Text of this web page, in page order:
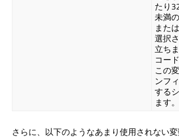
たり
未満
また
選択
立ち
コー
この
ンフ
する
ます。
さらに、以下のようなあまり使用されない